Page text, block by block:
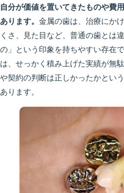
自分が価値を置いてきたものや費
あります。 金属の歯は、治療にか
くさ、見た目など、普通の歯とは
の」という印象を持ちやすい存在
は、せっかく積み上げた実績が無
や契約の判断は正しかったかとい
あります。